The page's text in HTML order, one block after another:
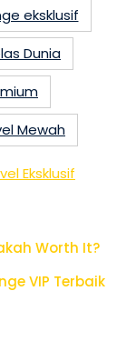
eksklusif
Dunia
Mewah
Eksklusif
Worth It?
VIP Terbaik